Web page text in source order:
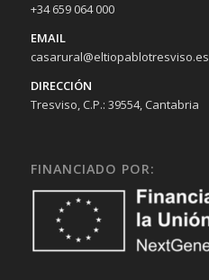
+34 659 064 000
EMAIL
casarural@eltiopablotresviso.es
DIRECCIÓN
Tresviso, C.P.: 39554, Cantabria
FINANCIADO POR: